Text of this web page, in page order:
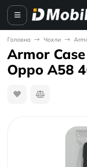
Головна Чохли
Armor
Oppo A58